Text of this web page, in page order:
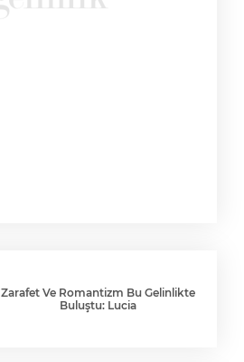
Zarafet Ve Romantizm Bu Gelinlikte
Buluştu: Lucia